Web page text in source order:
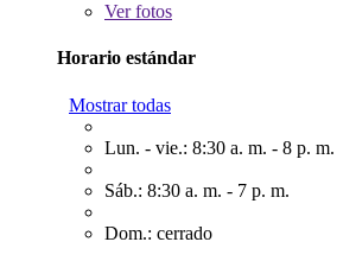
Verfotos
Horario estándar
Mostrar todas
Lun. - vie.: 8:30 a. m. - 8 p. m.
Sáb.: 8:30 a. m. - 7 p. m.
Dom.: cerrado